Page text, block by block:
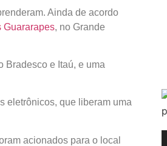
Ainda de acordo
Guararapes, no Grande
Bradesco e Itaú, e uma
eletrônicos, que liberam uma
acionados para o local